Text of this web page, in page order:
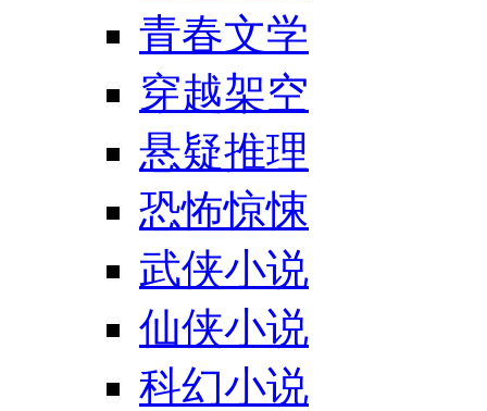
青春文学
穿越架空
悬疑推理
恐怖惊悚
武侠小说
仙侠小说
科幻小说